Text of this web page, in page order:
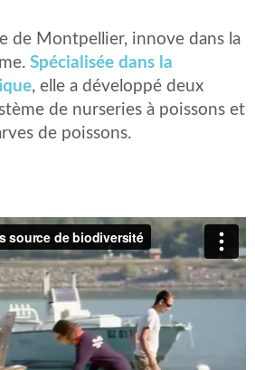
de Montpellier, innove dans la
Spécialisée dans la
, elle a développé deux
de nurseries à poissons et
de poissons.